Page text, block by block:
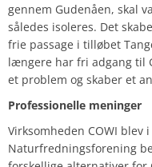
gennem Gudenåen, skal
således isoleres. Det
frie passage i tilløbet
længere har fri adgang til
et problem og skaber et
Professionelle meninger
Virksomheden COWI blev
Naturfredningsforening